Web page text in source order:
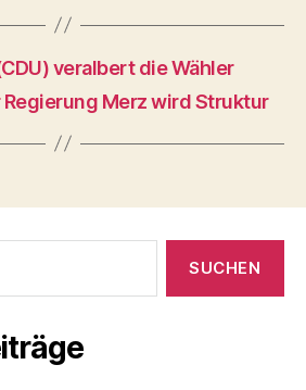
veralbert die Wähler
Regierung Merz wird Struktur